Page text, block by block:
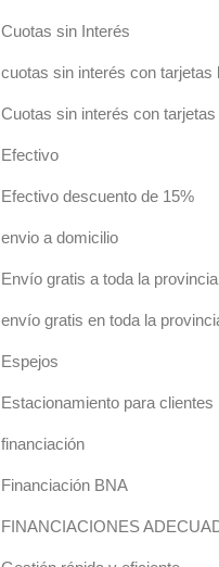
Cuotas sin Interés
cuotas sin interés con tarjetas
Cuotas sin interés con
Efectivo
Efectivo descuento de 15%
envio a domicilio
Envío gratis a toda la
envío gratis en toda la
Espejos
Estacionamiento para clientes
financiación
Financiación BNA
FINANCIACIONES